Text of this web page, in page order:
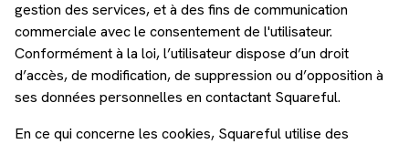
gestion des services, et à des fins de communication
commerciale avec le consentement de l'utilisateur.
Conformément à la loi, l’utilisateur dispose d’un droit
d’accès, de modification, de suppression ou d’opposition à
ses données personnelles en contactant Squareful.
En ce qui concerne les cookies, Squareful utilise des